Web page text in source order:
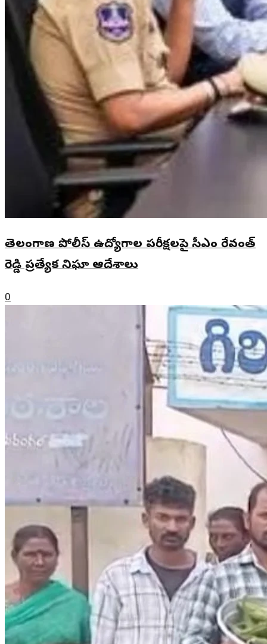
తెలంగాణ పోలీస్ ఉద్యోగాల పరీక్షలపై సీఎం రేవంత్
రెడ్డి ప్రత్యేక నిఘా ఆదేశాలు
0